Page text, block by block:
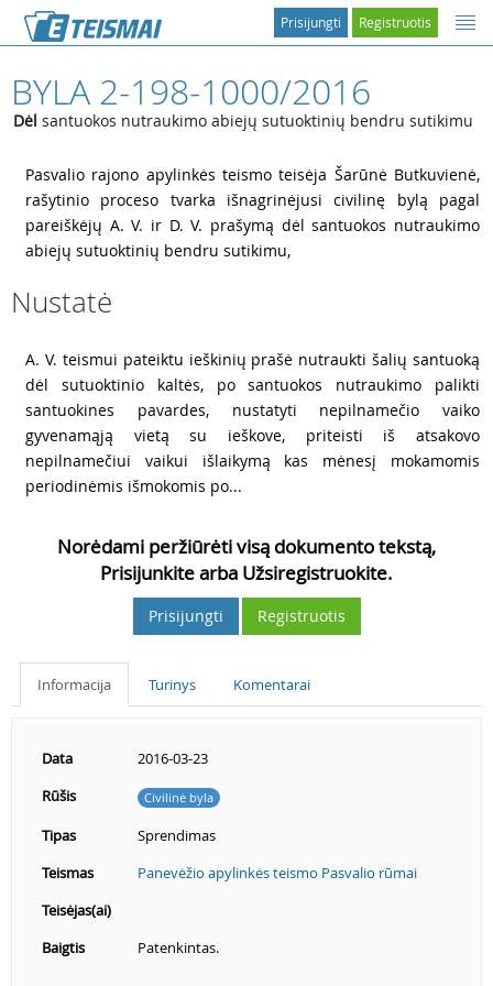
Registruotis
Prisijungti
BYLA 2-198-1000/2016
Dėl santuokos nutraukimo abiejų sutuoktinių bendru sutikimu
Pasvalio rajono apylinkės teismo teisėja Šarūnė Butkuvienė,
rašytinio proceso tvarka išnagrinėjusi civilinę bylą pagal
pareiškėjų A. V. ir D. V. prašymą dėl santuokos nutraukimo
abiejų sutuoktinių bendru sutikimu,
Nustatė
A. V. teismui pateiktu ieškinių prašė nutraukti šalių santuoką
dėl sutuoktinio kaltės, po santuokos nutraukimo palikti
santuokines pavardes, nustatyti nepilnamečio vaiko
gyvenamąją vietą su ieškove, priteisti iš atsakovo
nepilnamečiui vaikui išlaikymą kas mėnesį mokamomis
periodinėmis išmokomis po...
Norėdami peržiūrėti visą dokumento tekstą,
Prisijunkite arba Užsiregistruokite.
Prisijungti Registruotis
Informacija Turinys Komentarai
Data
2016-03-23
Rūšis
Civilinė byla
Tipas
Sprendimas
Teismas
Panevėžio apylinkės teismo Pasvalio rūmai
Teisėjas(ai)
Baigtis
Patenkintas.